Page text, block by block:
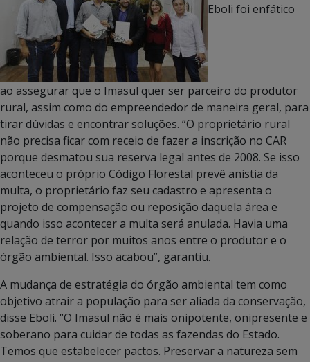
Eboli foi enfático
ao assegurar que o Imasul quer ser parceiro do produtor
rural, assim como do empreendedor de maneira geral, para
tirar dúvidas e encontrar soluções. “O proprietário rural
não precisa ficar com receio de fazer a inscrição no CAR
porque desmatou sua reserva legal antes de 2008. Se isso
aconteceu o próprio Código Florestal prevê anistia da
multa, o proprietário faz seu cadastro e apresenta o
projeto de compensação ou reposição daquela área e
quando isso acontecer a multa será anulada. Havia uma
relação de terror por muitos anos entre o produtor e o
órgão ambiental. Isso acabou”, garantiu.
A mudança de estratégia do órgão ambiental tem como
objetivo atrair a população para ser aliada da conservação,
disse Eboli. “O Imasul não é mais onipotente, onipresente e
soberano para cuidar de todas as fazendas do Estado.
Temos que estabelecer pactos. Preservar a natureza sem